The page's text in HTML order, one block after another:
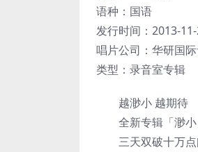
语种：国语
发行时间：2013-
唱片公司：华研国
类型：录音室专辑
越渺小 越期待
全新专辑「渺小
三天双破十万点